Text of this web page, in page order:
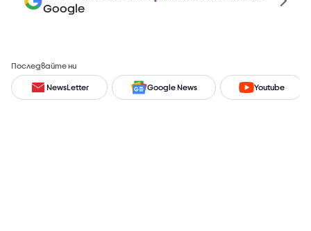
Google
Последвайте ни
NewsLetter Google News Youtube